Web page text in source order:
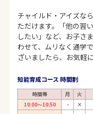
チャイルド・アイズな
ただけます。「他の習
したい」など、お子さ
わせて、ムリなく通学
ざいましたら、お気軽
知能育成コース 時間割
時間帯 月 火
10:00～10:50
- ×